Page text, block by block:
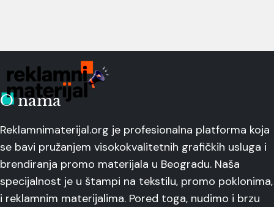
O nama
Reklamnimaterijal.org je profesionalna platforma koja
se bavi pružanjem visokokvalitetnih grafičkih usluga i
brendiranja promo materijala u Beogradu. Naša
specijalnost je u štampi na tekstilu, promo poklonima,
i reklamnim materijalima. Pored toga, nudimo i brzu